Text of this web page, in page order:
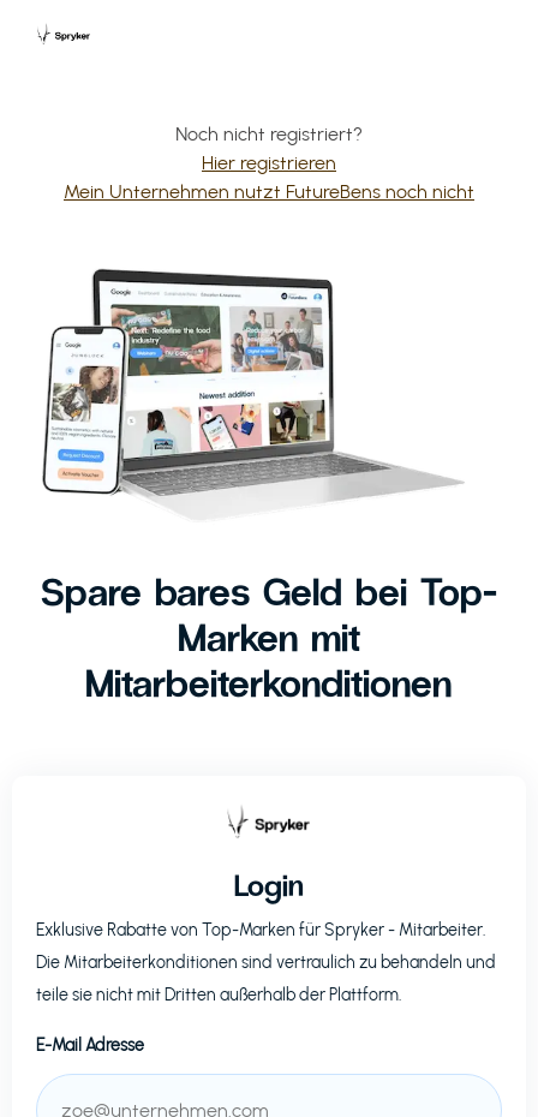
Noch nicht registriert?
Hier registrieren
Mein Unternehmen nutzt FutureBens noch nicht
Spare bares Geld bei Top-
Marken mit
Mitarbeiterkonditionen
Login
Exklusive Rabatte von Top-Marken fürSpryker- Mitarbeiter.
Die Mitarbeiterkonditionen sind vertraulich zu behandeln und
teile sie nicht mit Dritten außerhalb der Plattform.
E-Mail Adresse